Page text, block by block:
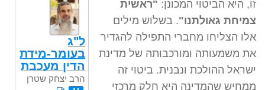
זו, היא הביטוי המכונן: "ראשית
צמיחת גאולתנו". בשלוש מילים
אלו הצליחו מחברי התפילה להגדיר
את משמעותה ומורכבותה של מדינת
ישראל ההולכת ונבנית. ביטוי זה
ממחיש שהמדינה היא חלק מרכזי
ל"ג
בעומר-מידת
הדין מעכבת
הרב יצחק שטרן